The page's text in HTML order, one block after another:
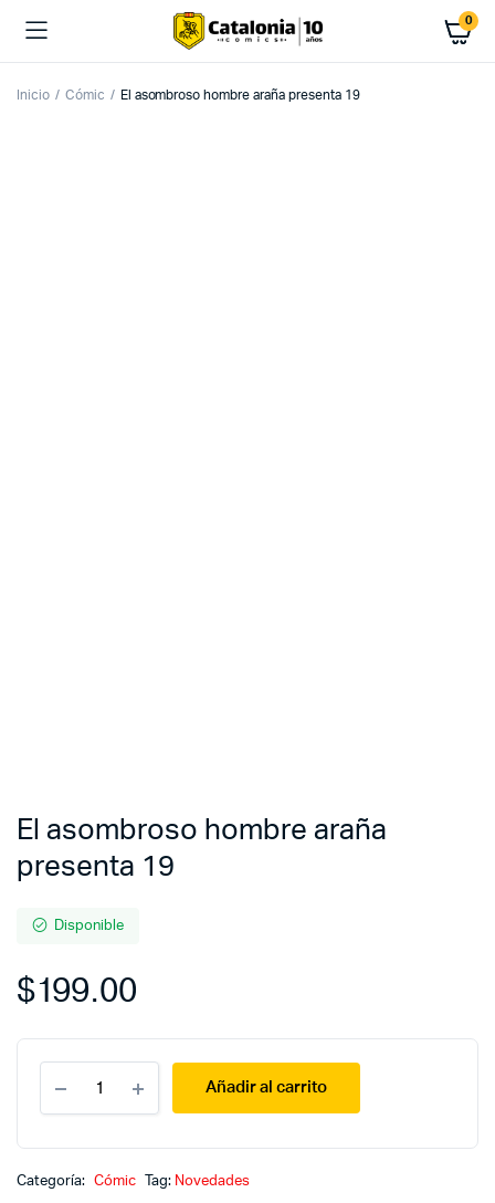
0
Inicio Cómic El asombroso hombre araña presenta 19
El asombroso hombre araña
presenta 19
Disponible
$199.00
asombroso
hombre
19
Añadir al carrito
Categoría: Cómic Tag: Novedades